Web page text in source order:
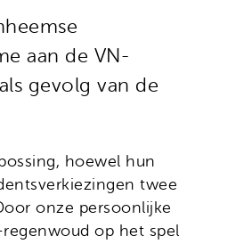
aan de VN-
gevolg van de
hoewel hun
twee
onze persoonlijke
op het spel